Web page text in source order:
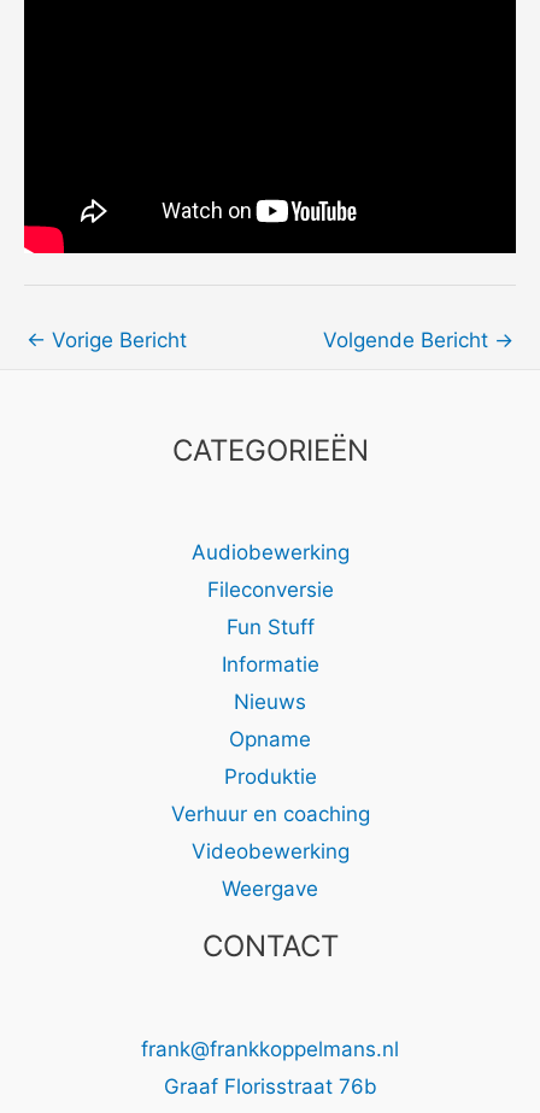
← Vorige Bericht Volgende Bericht →
CATEGORIEËN
Audiobewerking
Fileconversie
Fun Stuff
Informatie
Nieuws
Opname
Produktie
Verhuur en coaching
Videobewerking
Weergave
CONTACT
frank@frankkoppelmans.nl
Graaf Florisstraat 76b